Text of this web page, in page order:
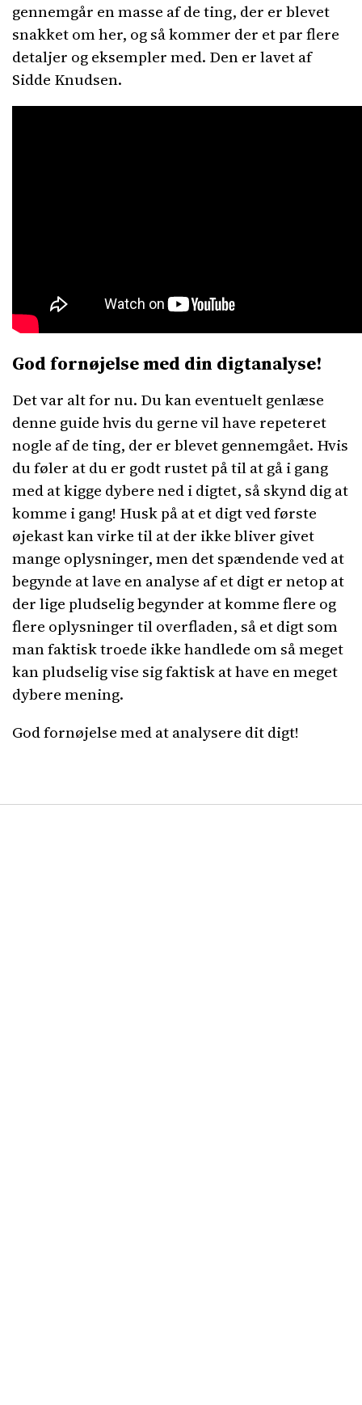
gennemgår en masse af de ting, der er blevet
snakket om her, og så kommer der et par flere
detaljer og eksempler med. Den er lavet af
Sidde Knudsen.
God fornøjelse med din digtanalyse!
Det var alt for nu. Du kan eventuelt genlæse
denne guide hvis du gerne vil have repeteret
nogle af de ting, der er blevet gennemgået. Hvis
du føler at du er godt rustet på til at gå i gang
med at kigge dybere ned i digtet, så skynd dig at
komme i gang! Husk på at et digt ved første
øjekast kan virke til at der ikke bliver givet
mange oplysninger, men det spændende ved at
begynde at lave en analyse af et digt er netop at
der lige pludselig begynder at komme flere og
flere oplysninger til overfladen, så et digt som
man faktisk troede ikke handlede om så meget
kan pludselig vise sig faktisk at have en meget
dybere mening.
God fornøjelse med at analysere dit digt!